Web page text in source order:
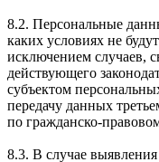
8.2. Персональные
каких условиях не
исключением случаев,
действующего
субъектом
передачу данных
по гражданско-
8.3. В случае